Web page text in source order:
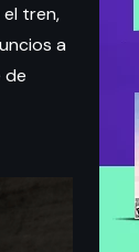
tren,
a
de